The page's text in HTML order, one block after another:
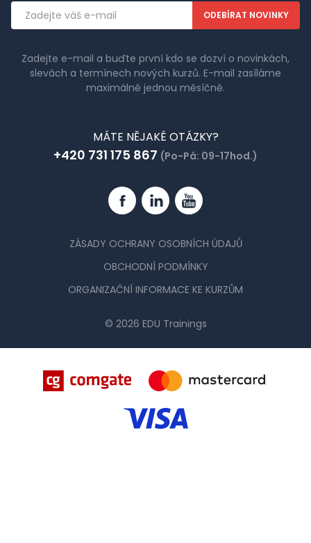
Emailová
adresa
Zadejte e-mail a buďte první kdo se dozví o novinkách,
slevách a termínech nových kurzů. E-mail zasíláme
maximálně jednou měsíčně.
MÁTE NĚJAKÉ OTÁZKY?
+420 731 175 867 (Po-Pá: 09-17hod.)
FacebookLinkedinYouTube
ZÁSADY OCHRANY OSOBNÍCH ÚDAJŮ
OBCHODNÍ PODMÍNKY
ORGANIZAČNÍ INFORMACE KE KURZŮM
© 2026 EDU Trainings